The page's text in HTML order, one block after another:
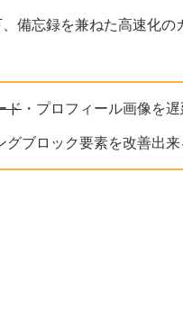
備忘録を兼ねた高速化の
ド・プロフィール画像を
グブロック要素を改善出来